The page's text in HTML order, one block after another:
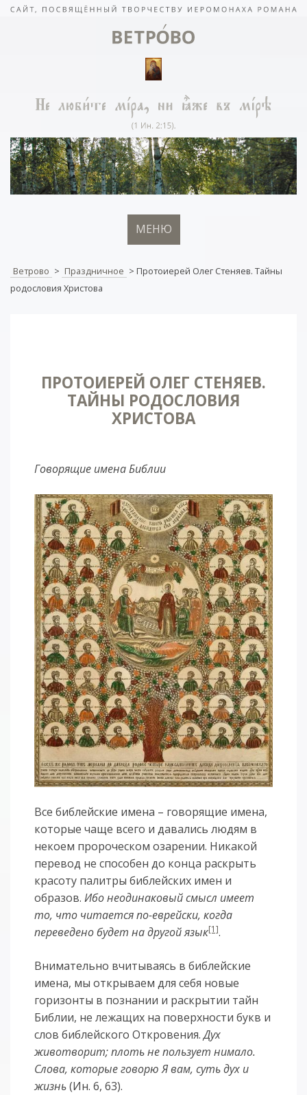
МЕНЮ
Ветрово > Праздничное > Протоиерей Олег Стеняев. Тайны
родословия Христова
ПРОТОИЕРЕЙ ОЛЕГ СТЕНЯЕВ.
ТАЙНЫ РОДОСЛОВИЯ
ХРИСТОВА
Говорящие имена Библии
Все библейские имена – говорящие имена,
которые чаще всего и давались людям в
некоем пророческом озарении. Никакой
перевод не способен до конца раскрыть
красоту палитры библейских имен и
образов.Ибо неодинаковый смысл имеет
то, что читается по-еврейски, когда
переведено будет на другой язык[1].
Внимательно вчитываясь в библейские
имена, мы открываем для себя новые
горизонты в познании и раскрытии тайн
Библии, не лежащих на поверхности букв и
слов библейского Откровения.Дух
животворит; плоть не пользует нимало.
Слова, которые говорю Я вам, суть дух и
жизнь(Ин. 6, 63).